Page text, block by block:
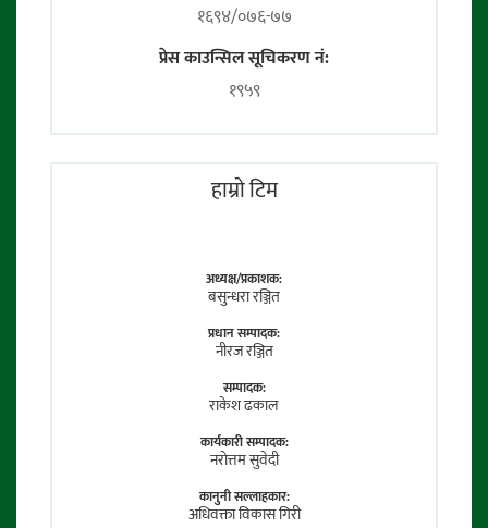
१६९४/०७६-७७
प्रेस काउन्सिल सूचिकरण नं:
१९५९
हाम्राे टिम
अध्यक्ष/प्रकाशक:
बसुन्धरा रञ्जित
प्रधान सम्पादक:
नीरज रञ्जित
सम्पादक:
राकेश ढकाल
कार्यकारी सम्पादक:
नराेत्तम सुवेदी
कानुनी सल्लाहकार:
अधिवक्ता विकास गिरी